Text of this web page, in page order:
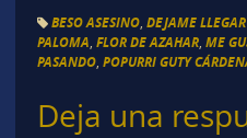
BESO ASESINO, DEJAME
PALOMA FLOR DE AZAHAR, ME
PASANDO, POPURRI GUTY
Deja una